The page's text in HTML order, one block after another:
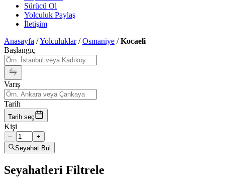
Sürücü Ol
Yolculuk Paylaş
İletişim
Anasayfa /Yolculuklar/Osmaniye /Kocaeli
Başlangıç
Varış
Tarih
Tarih seç
Kişi
−
+
Seyahat Bul
Seyahatleri Filtrele